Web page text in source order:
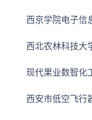
西京学院电子信
西北农林科技大
现代果业数智化
西安市低空飞行